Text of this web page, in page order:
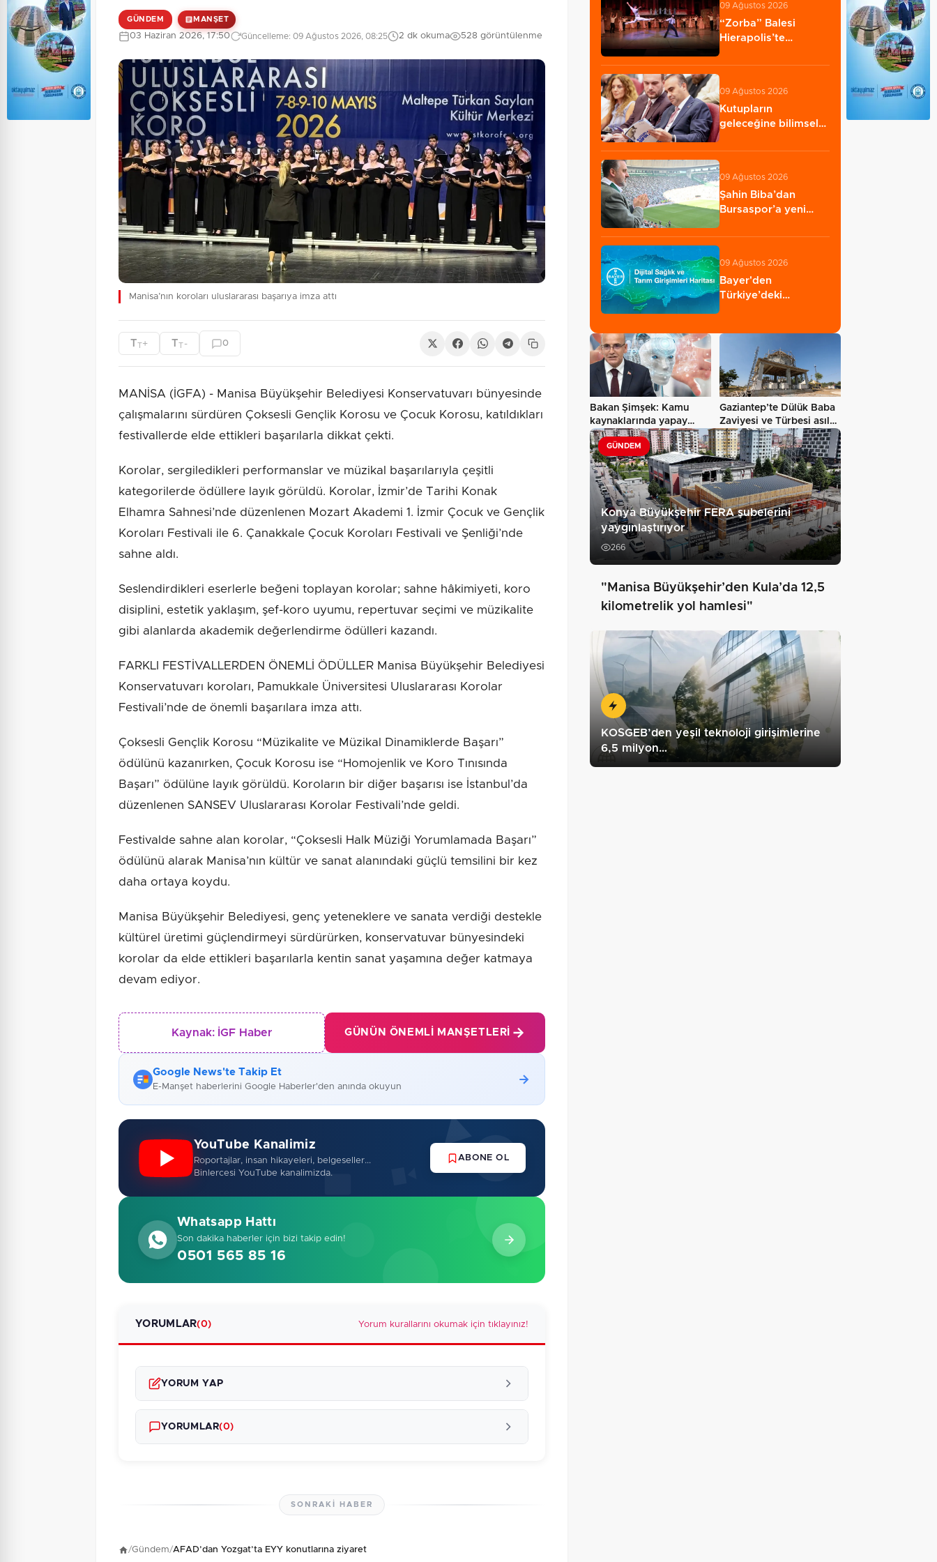
GÜNDEM MANŞET
03 Haziran 2026, 17:50 Güncelleme: 09 Ağustos 2026, 08:25 2 dk okuma 528 görüntülenme
Manisa’nın koroları uluslararası başarıya imza attı
TT+ TT - 0
MANİSA (İGFA) - Manisa Büyükşehir Belediyesi Konservatuvarı bünyesinde
çalışmalarını sürdüren Çoksesli Gençlik Korosu ve Çocuk Korosu, katıldıkları
festivallerde elde ettikleri başarılarla dikkat çekti.
Korolar, sergiledikleri performanslar ve müzikal başarılarıyla çeşitli
kategorilerde ödüllere layık görüldü. Korolar, İzmir’de Tarihi Konak
Elhamra Sahnesi’nde düzenlenen Mozart Akademi 1. İzmir Çocuk ve Gençlik
Koroları Festivali ile 6. Çanakkale Çocuk Koroları Festivali ve Şenliği’nde
sahne aldı.
Seslendirdikleri eserlerle beğeni toplayan korolar; sahne hâkimiyeti, koro
disiplini, estetik yaklaşım, şef-koro uyumu, repertuvar seçimi ve müzikalite
gibi alanlarda akademik değerlendirme ödülleri kazandı.
FARKLI FESTİVALLERDEN ÖNEMLİ ÖDÜLLER Manisa Büyükşehir Belediyesi
Konservatuvarı koroları, Pamukkale Üniversitesi Uluslararası Korolar
Festivali’nde de önemli başarılara imza attı.
Çoksesli Gençlik Korosu “Müzikalite ve Müzikal Dinamiklerde Başarı”
ödülünü kazanırken, Çocuk Korosu ise “Homojenlik ve Koro Tınısında
Başarı” ödülüne layık görüldü. Koroların bir diğer başarısı ise İstanbul’da
düzenlenen SANSEV Uluslararası Korolar Festivali’nde geldi.
Festivalde sahne alan korolar, “Çoksesli Halk Müziği Yorumlamada Başarı”
ödülünü alarak Manisa’nın kültür ve sanat alanındaki güçlü temsilini bir kez
daha ortaya koydu.
Manisa Büyükşehir Belediyesi, genç yeteneklere ve sanata verdiği destekle
kültürel üretimi güçlendirmeyi sürdürürken, konservatuvar bünyesindeki
korolar da elde ettikleri başarılarla kentin sanat yaşamına değer katmaya
devam ediyor.
Kaynak: İGF Haber GÜNÜN ÖNEMLI MANŞETLERI
Google News'te Takip Et
E-Manşet haberlerini Google Haberler'den anında okuyun
YouTube Kanalimiz
Roportajlar, insan hikayeleri, belgeseller...
Binlercesi YouTube kanalimizda.
ABONE OL
Whatsapp Hattı
Son dakika haberler için bizi takip edin!
0501 565 85 16
YORUMLAR(0) Yorum kurallarını okumak için tıklayınız!
YORUM YAP
YORUMLAR(0)
SONRAKI HABER
/Gündem/AFAD’dan Yozgat’ta EYY konutlarına ziyaret
09 Ağustos 2026
“Zorba” Balesi
Hierapolis’te
09 Ağustos 2026
Kutupların
geleceğine bilimsel
09 Ağustos 2026
Şahin Biba’dan
Bursaspor’a yeni
09 Ağustos 2026
Bayer'den
Türkiye’deki
Bakan Şimşek: Kamu
kaynaklarında yapay
zekâ dönemi
Gaziantep’te Dülük Baba
Zaviyesi ve Türbesi asıl
yerinde…
GÜNDEM
Konya Büyükşehir FERA şubelerini
yaygınlaştırıyor
266
"Manisa Büyükşehir’den Kula’da 12,5
kilometrelik yol hamlesi"
KOSGEB’den yeşil teknoloji girişimlerine
6,5 milyon…